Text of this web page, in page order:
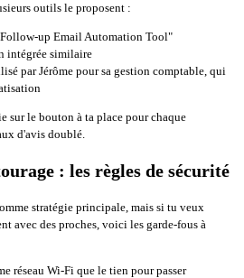
outils le proposent :
up Email Automation Tool"
intégrée similaire
par Jérôme pour sa gestion comptable, qui
sur le bouton à ta place pour chaque
d'avis doublé.
: les règles de sécurité
stratégie principale, mais si tu veux
avec des proches, voici les garde-fous à
réseau Wi-Fi que le tien pour passer